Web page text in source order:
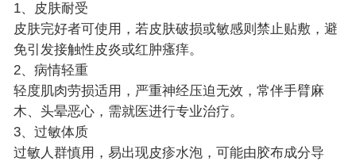
1、皮肤耐受
皮肤完好者可使用，若皮肤破损或敏感则禁止贴敷，避
免引发接触性皮炎或红肿瘙痒。
2、病情轻重
轻度肌肉劳损适用，严重神经压迫无效，常伴手臂麻
木、头晕恶心，需就医进行专业治疗。
3、过敏体质
过敏人群慎用，易出现皮疹水泡，可能由胶布成分导